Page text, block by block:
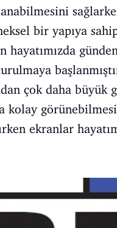
bir yapıya
çok daha büyük
görünebilmesi
ekranlar